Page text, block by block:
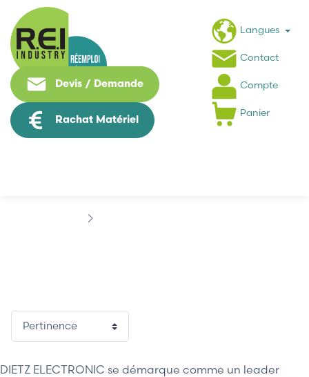
Devis / Demande
Rachat Matériel
Langues
Contact
Compte
Panier
DIETZ ELECTRONIC se démarque comme un leader